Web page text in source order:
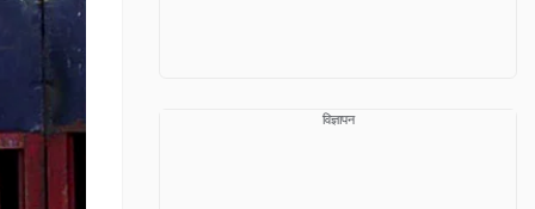
विज्ञापन